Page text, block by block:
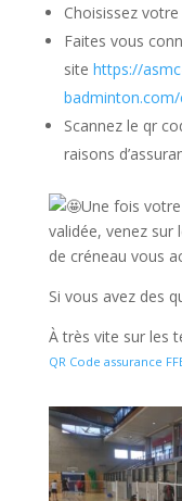
Choisissez
Faites vous
site https://
Scannez le qr
raisons
Une fois votre
validée, venez sur
de créneau vous
Si vous avez des
À très vite sur les
QR Code assurance